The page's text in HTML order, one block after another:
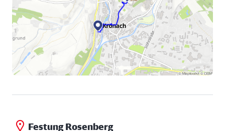
den Michaelsbrunnen anschauen. Er ist älter als das
Alte Rathaus und wurde bereits 1543 erstmalig
erwähnt. Die Stele mit dem Erzengel wurde
allerdings erst 1672 geschaffen im Gedenken an die
Verteidigung der Stadt gegen die schwedischen
Truppen.
In der Festungsstraße passieren Sie den Stadtturm.
älteste Gebäude Kronachs. Der 30 Meter hohe Turm
Festung Rosenberg